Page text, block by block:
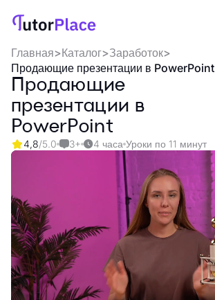
Главная>Каталог>Заработок>
Продающие презентации в PowerPoint
Продающие
презентации в
PowerPoint
4,8/5.0 3+ 4 часа Уроки по 11 минут